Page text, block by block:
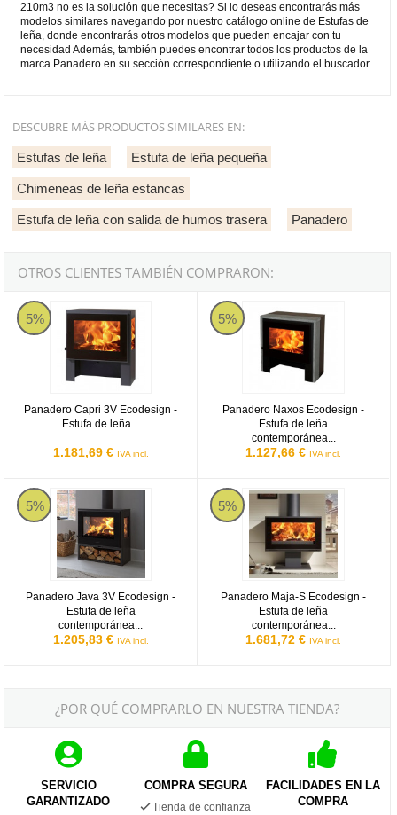
210m3 no es la solución que necesitas? Si lo deseas encontrarás más
modelos similares navegando por nuestro catálogo online de Estufas de
leña, donde encontrarás otros modelos que pueden encajar con tu
necesidad Además, también puedes encontrar todos los productos de la
marca Panadero en su sección correspondiente o utilizando el buscador.
DESCUBRE MÁS PRODUCTOS SIMILARES EN:
Estufas de leña Estufa de leña pequeña
Chimeneas de leña estancas
Estufa de leña con salida de humos trasera Panadero
OTROS CLIENTES TAMBIÉN COMPRARON:
5%
Panadero Capri 3V Ecodesign -
Estufa de leña...
1.181,69 € IVA incl.
Panadero Capri 3V Ecodesign - Estufa de leña contemporánea de
5%
Panadero Naxos Ecodesign -
Estufa de leña
contemporánea...
1.127,66 € IVA incl.
Panadero Naxos Ecodesign -
5%
Panadero Java 3V Ecodesign -
Estufa de leña
contemporánea...
1.205,83 € IVA incl.
Panadero Java 3V Ecodesign - Estufa de leña contemporánea de
5%
Panadero Maja-S Ecodesign -
Estufa de leña
contemporánea...
1.681,72 € IVA incl.
Panadero Maja-S Ecodesign -
¿POR QUÉ COMPRARLO EN NUESTRA TIENDA?
SERVICIO
GARANTIZADO
COMPRA SEGURA
Tienda de confianza
FACILIDADES EN LA
COMPRA